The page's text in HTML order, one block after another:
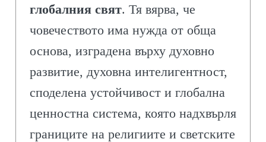
глобалния свят. Тя вярва, че
човечеството има нужда от обща
основа, изградена върху духовно
развитие, духовна интелигентност,
споделена устойчивост и глобална
ценностна система, която надхвърля
границите на религиите и светските